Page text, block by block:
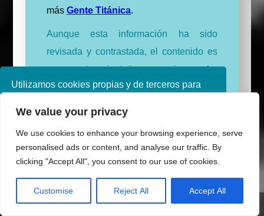
Utilizamos cookies propias y de terceros para
navegando, consideramos que acepta su uso.
política de cookies consulte nuestra
Política de
privacidad
We value your privacy
We use cookies to enhance your browsing experience, serve
personalised ads or content, and analyse our traffic. By
clicking "Accept All", you consent to our use of cookies.
Customise Reject All Accept All
más Gente Titánica.
Aunque esta información ha sido
revisada y contrastada, el contenido es
meramente orientativo y no tiene valor
terapéutico ni diagnóstico.
Desde Somosdisca te recomiendo que,
ante cualquier duda relacionada con la
salud, acudas directamente a un
profesional médico del ámbito sanitario
que corresponda.
Share This